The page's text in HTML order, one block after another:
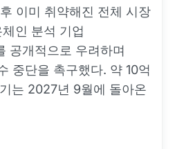
이미 취약해진 전체 시장
인 분석 기업
공개적으로 우려하며
중단을 촉구했다. 약 10억
는 2027년 9월에 돌아온